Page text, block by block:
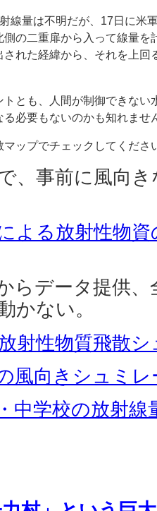
線量は不明だが、17日に米
の二重扉から入って線量
れた経緯から、それを上
とも、人間が制御できな
必要もないのかも知れませ
ップでチェックしてくださ
、事前に風向
よる放射性物
らデータ提供
かない。
射性物質飛散
風向きシュミ
中学校の放射線